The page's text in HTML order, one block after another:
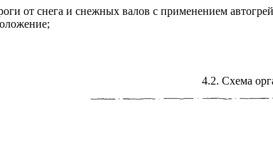
от снега и снежных валов с применением
4.2. Схема